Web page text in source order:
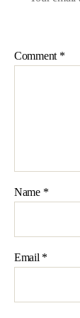
Comment *
Name *
Email *